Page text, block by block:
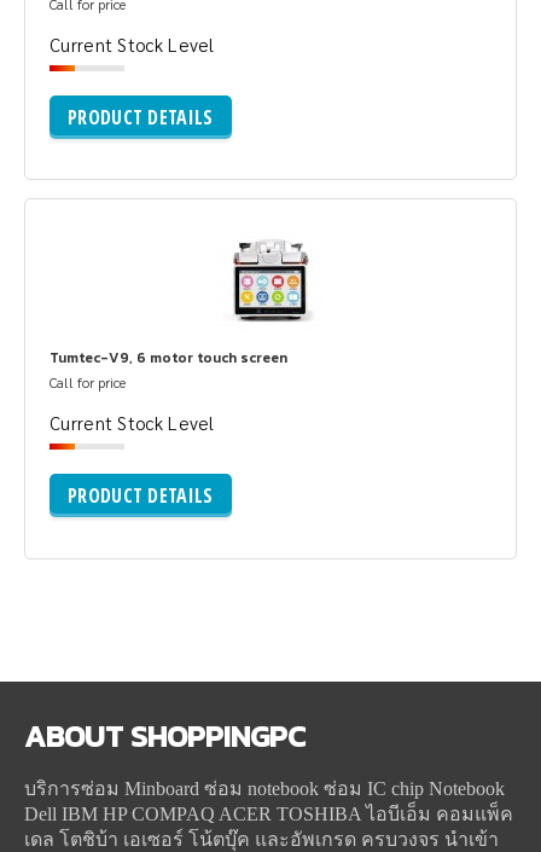
Current Stock Level
PRODUCT DETAILS
Tumtec-V9, 6 motor touch screen
Call for price
Current Stock Level
PRODUCT DETAILS
ABOUTSHOPPINGPC
บริการซ่อม Minboard ซ่อม notebook ซ่อม IC chip Notebook
Dell IBM HP COMPAQ ACER TOSHIBA ไอบีเอ็ม คอมแพ็ค
เดล โตชิบ้า เอเซอร์ โน้ตบุ๊ค และอัพเกรด ครบวงจร นำเข้า